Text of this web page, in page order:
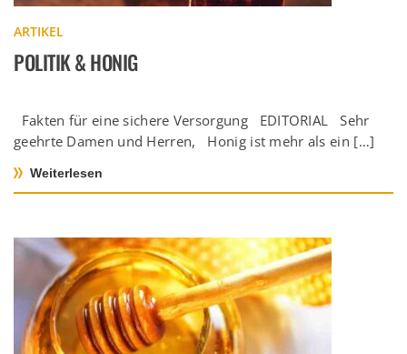
ARTIKEL
POLITIK & HONIG
Fakten für eine sichere Versorgung EDITORIAL Sehr
geehrte Damen und Herren, Honig ist mehr als ein […]
Weiterlesen